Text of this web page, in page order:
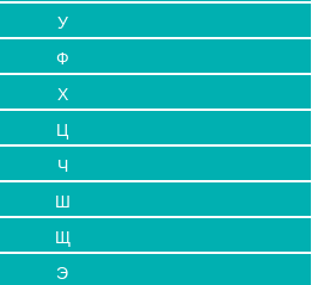
У
Ф
Х
Ц
Ч
Ш
Щ
Э